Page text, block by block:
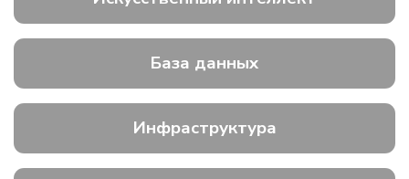
База данных
Инфраструктура